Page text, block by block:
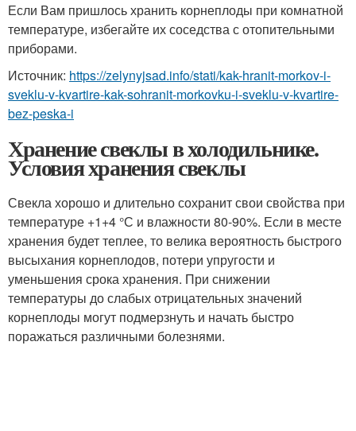
Если Вам пришлось хранить корнеплоды при комнатной
температуре, избегайте их соседства с отопительными
приборами.
Источник: https://zelynyjsad.info/stati/kak-hranit-morkov-i-
sveklu-v-kvartire-kak-sohranit-morkovku-i-sveklu-v-kvartire-
bez-peska-i
Хранение свеклы в холодильнике.
Условия хранения свеклы
Свекла хорошо и длительно сохранит свои свойства при
температуре +1+4 °С и влажности 80-90%. Если в месте
хранения будет теплее, то велика вероятность быстрого
высыхания корнеплодов, потери упругости и
уменьшения срока хранения. При снижении
температуры до слабых отрицательных значений
корнеплоды могут подмерзнуть и начать быстро
поражаться различными болезнями.